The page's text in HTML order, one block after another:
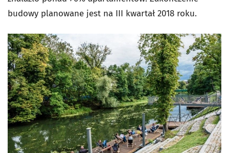
budowy planowane jest na III kwartał 2018 roku.